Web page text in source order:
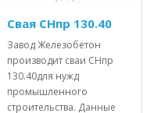
Свая СНпр 130.40
Завод Железобетон
производит сваи СНпр
130.40для нужд
промышленного
строительства. Данные